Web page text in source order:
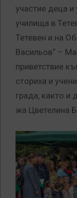
участие деца и
училища в
Тетевен и на
Васильов“ –
приветствие
сториха и
града, както и
жа Цветелина